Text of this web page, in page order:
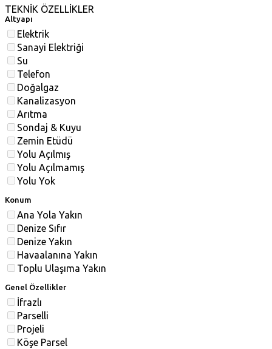
TEKNİK ÖZELLİKLER
Altyapı
Elektrik
Sanayi Elektriği
Su
Telefon
Doğalgaz
Kanalizasyon
Arıtma
Sondaj & Kuyu
Zemin Etüdü
Yolu Açılmış
Yolu Açılmamış
Yolu Yok
Konum
Ana Yola Yakın
Denize Sıfır
Denize Yakın
Havaalanına Yakın
Toplu Ulaşıma Yakın
Genel Özellikler
İfrazlı
Parselli
Projeli
Köşe Parsel